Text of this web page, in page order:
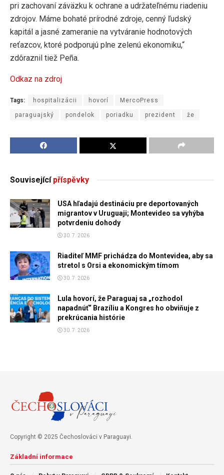
pri zachovaní záväzku k ochrane a udržateľnému riadeniu
zdrojov. Máme bohaté prírodné zdroje, cenný ľudský
kapitál a jasné zameranie na vytváranie hodnotových
reťazcov, ktoré podporujú plne zelenú ekonomiku,“
zdôraznil tiež Peña.
Odkaz na zdroj
Tags: hospitalizácii hovorí MercoPress
paraguajský pondelok poriadku prezident že
Souvisejícípříspěvky
USA hľadajú destináciu pre deportovaných
migrantov v Uruguaji; Montevideo sa vyhýba
potvrdeniu dohody
30. 7. 2026
Riaditeľ MMF prichádza do Montevidea, aby sa
stretol s Orsi a ekonomickým tímom
30. 7. 2026
Lula hovorí, že Paraguaj sa „rozhodol
napadnúť“ Brazíliu a Kongres ho obviňuje z
prekrúcania histórie
30. 7. 2026
Copyright © 2025 Čechoslováci v Paraguayi.
Základní informace